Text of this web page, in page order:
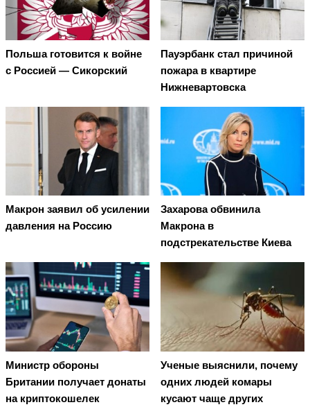
Польша готовится к войне
с Россией — Сикорский
Пауэрбанк стал причиной
пожара в квартире
Нижневартовска
Макрон заявил об усилении
давления на Россию
Захарова обвинила
Макрона в
подстрекательстве Киева
Министр обороны
Британии получает донаты
на криптокошелек
Ученые выяснили, почему
одних людей комары
кусают чаще других